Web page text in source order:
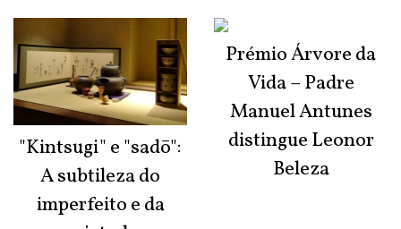
"Kintsugi" e "sadō":
A subtileza do
imperfeito e da
Prémio Árvore da
Vida – Padre
Manuel Antunes
distingue Leonor
Beleza